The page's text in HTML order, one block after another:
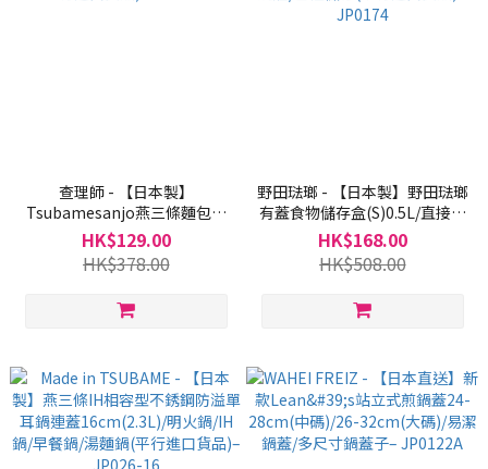
查理師 - 【日本製】
Tsubamesanjo燕三條麵包刀
(平行進口貨品)–JP028
HK$129.00
HK$378.00
野田琺瑯 - 【日本製】野田琺瑯
有蓋食物儲存盒(S)0.5L/直接明
火/焗爐/雪櫃儲存(平行進口貨
品)– JP0174
HK$168.00
HK$508.00